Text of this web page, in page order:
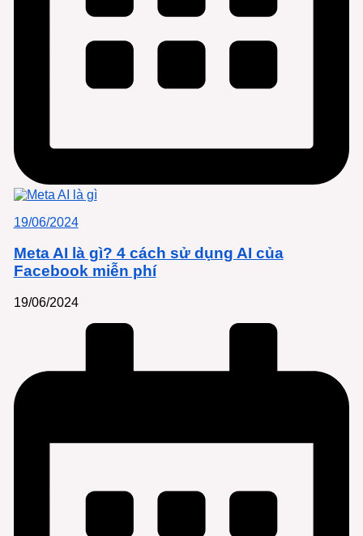
19/06/2024
Meta AI là gì? 4 cách sử dụng AI của
Facebook miễn phí
19/06/2024